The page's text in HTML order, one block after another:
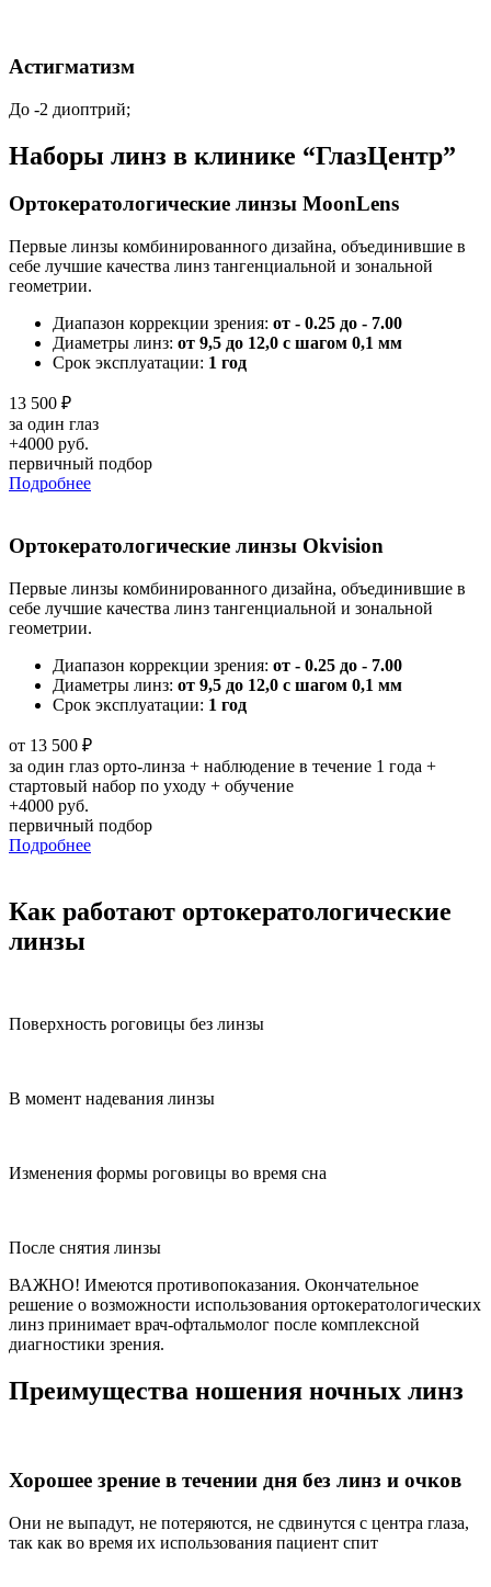
Астигматизм
До -2 диоптрий;
Наборы линз в клинике “ГлазЦентр”
Ортокератологические линзы MoonLens
Первые линзы комбинированного дизайна, объединившие в
себе лучшие качества линз тангенциальной и зональной
геометрии.
Диапазон коррекции зрения: от - 0.25 до - 7.00
Диаметры линз: от 9,5 до 12,0 с шагом 0,1 мм
Срок эксплуатации: 1 год
13 500 ₽
за один глаз
+4000 руб.
первичный подбор
Подробнее
Ортокератологические линзы Okvision
Первые линзы комбинированного дизайна, объединившие в
себе лучшие качества линз тангенциальной и зональной
геометрии.
Диапазон коррекции зрения: от - 0.25 до - 7.00
Диаметры линз: от 9,5 до 12,0 с шагом 0,1 мм
Срок эксплуатации: 1 год
от 13 500 ₽
за один глаз орто-линза + наблюдение в течение 1 года +
стартовый набор по уходу + обучение
+4000 руб.
первичный подбор
Подробнее
Как работают ортокератологические
линзы
Поверхность роговицы без линзы
В момент надевания линзы
Изменения формы роговицы во время сна
После снятия линзы
ВАЖНО! Имеются противопоказания. Окончательное
решение о возможности использования ортокератологических
линз принимает врач-офтальмолог после комплексной
диагностики зрения.
Преимущества ношения ночных линз
Хорошее зрение в течении дня без линз и очков
Они не выпадут, не потеряются, не сдвинутся с центра глаза,
так как во время их использования пациент спит